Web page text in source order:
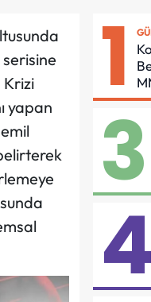
Krizi
yapan
1
3
4